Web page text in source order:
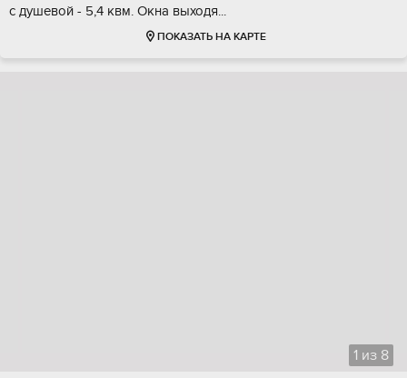
с душевoй - 5,4 квм. Oкна выxoдя...
ПОКАЗАТЬ НА КАРТЕ
1 из 8